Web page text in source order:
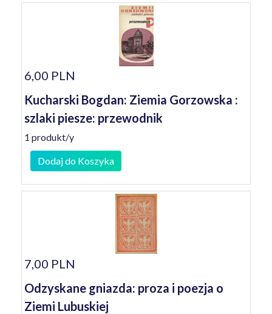
6,00 PLN
Kucharski Bogdan: Ziemia Gorzowska :
szlaki piesze: przewodnik
1 produkt/y
Dodaj do Koszyka
7,00 PLN
Odzyskane gniazda: proza i poezja o
Ziemi Lubuskiej